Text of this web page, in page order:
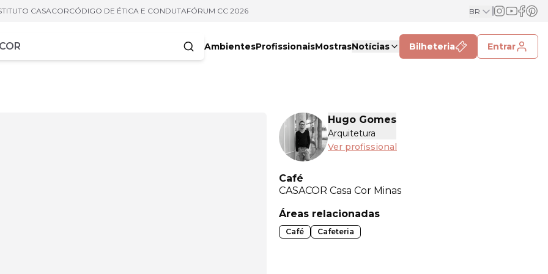
CASACORCÓDIGO DE ÉTICA E CONDUTAFÓRUM CC 2026 BR
AmbientesProfissionaisMostrasNotícias Bilheteria Entrar
Hugo Gomes
Arquitetura
Ver profissional
Café
CASACOR Casa Cor Minas
Áreas relacionadas
Café Cafeteria